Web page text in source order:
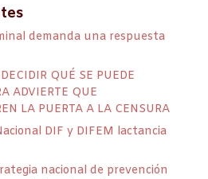
demanda una respuesta
QUÉ SE PUEDE
ADVIERTE QUE
LA PUERTA A LA CENSURA
DIF y DIFEM lactancia
nacional de prevención